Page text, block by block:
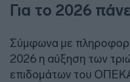
Για το 2026
Σύμφωνα με
2026 η αύξηση των
επιδομάτων του